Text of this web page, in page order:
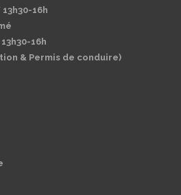
16h
16h
& Permis de conduire)